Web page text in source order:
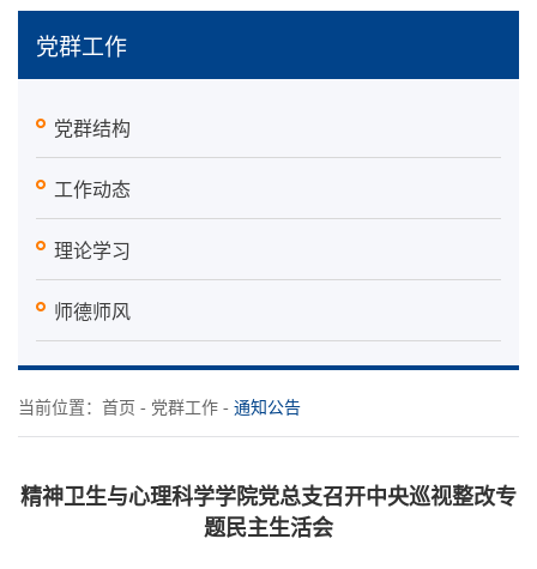
党群工作
党群结构
工作动态
理论学习
师德师风
当前位置： 首页 - 党群工作 - 通知公告
精神卫生与心理科学学院党总支召开中央巡视整改专
题民主生活会